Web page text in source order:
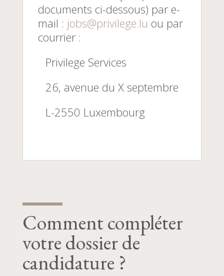
documents ci-dessous) par e-
mail : jobs@privilege.lu ou par
courrier :
Privilege Services
26, avenue du X septembre
L-2550 Luxembourg
Comment compléter
votre dossier de
candidature ?